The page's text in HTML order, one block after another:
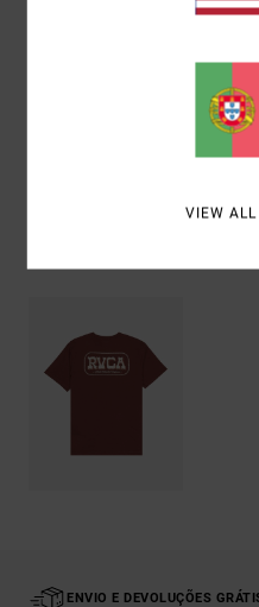
peito e estampa nas
[Tecido
Envio& Devoluciones
ENVIO E DEVOLUÇÕES
VIEW ALL